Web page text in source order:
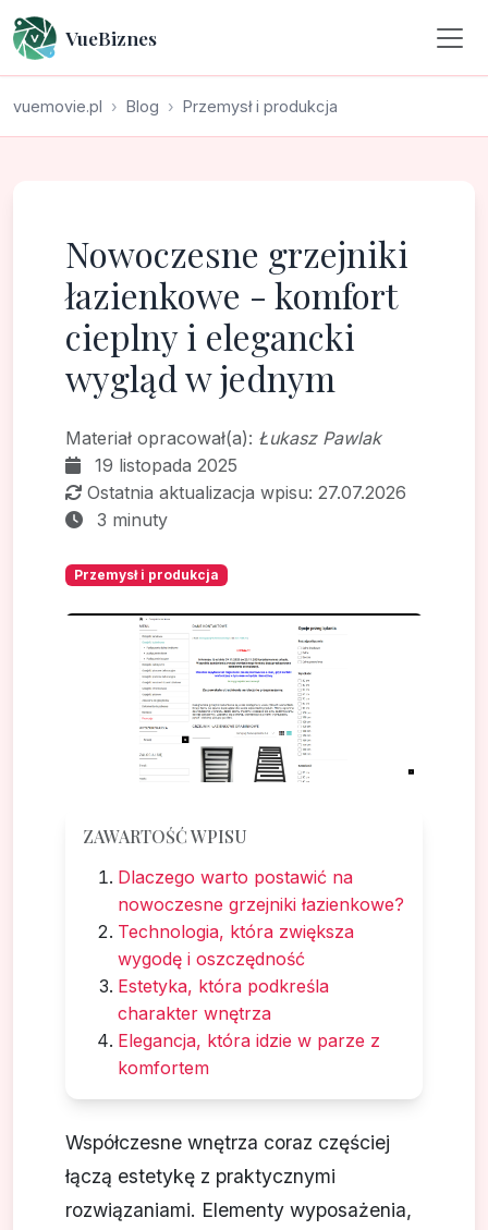
VueBiznes
vuemovie.pl Blog Przemysł i produkcja
Nowoczesne grzejniki
łazienkowe - komfort
cieplny i elegancki
wygląd w jednym
Materiał opracował(a): Łukasz Pawlak
19 listopada 2025
Ostatnia aktualizacja wpisu: 27.07.2026
3 minuty
Przemysł i produkcja
ZAWARTOŚĆ WPISU
Dlaczego warto postawić na
nowoczesne grzejniki łazienkowe?
Technologia, która zwiększa
wygodę i oszczędność
Estetyka, która podkreśla
charakter wnętrza
Elegancja, która idzie w parze z
komfortem
Współczesne wnętrza coraz częściej
łączą estetykę z praktycznymi
rozwiązaniami. Elementy wyposażenia,